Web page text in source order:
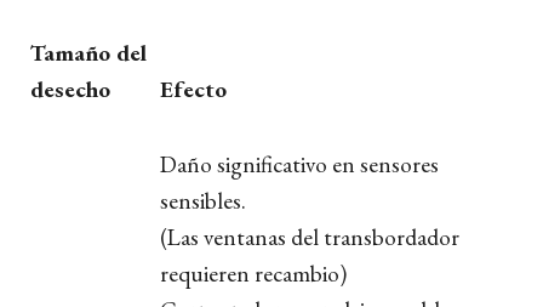
Tamaño del
desecho
Efecto
Daño significativo en sensores
sensibles.
(Las ventanas del transbordador
requieren recambio)